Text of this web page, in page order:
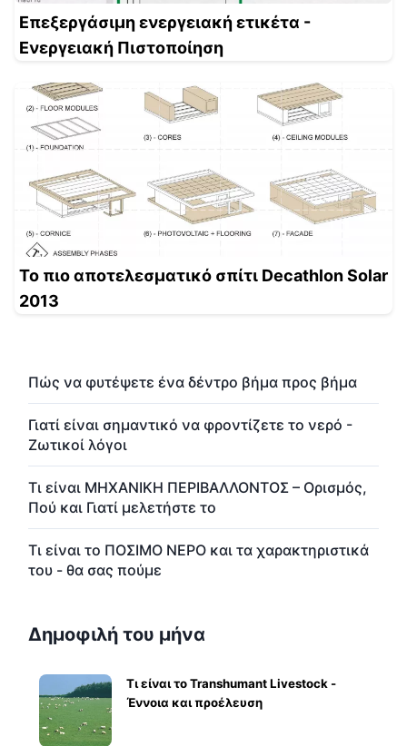
Επεξεργάσιμη ενεργειακή ετικέτα -
Ενεργειακή Πιστοποίηση
Το πιο αποτελεσματικό σπίτι Decathlon Solar
2013
Πώς να φυτέψετε ένα δέντρο βήμα προς βήμα
Γιατί είναι σημαντικό να φροντίζετε το νερό -
Ζωτικοί λόγοι
Τι είναι ΜΗΧΑΝΙΚΗ ΠΕΡΙΒΑΛΛΟΝΤΟΣ – Ορισμός,
Πού και Γιατί μελετήστε το
Τι είναι το ΠΟΣΙΜΟ ΝΕΡΟ και τα χαρακτηριστικά
του - θα σας πούμε
Δημοφιλή του μήνα
Τι είναι το Transhumant Livestock -
Έννοια και προέλευση